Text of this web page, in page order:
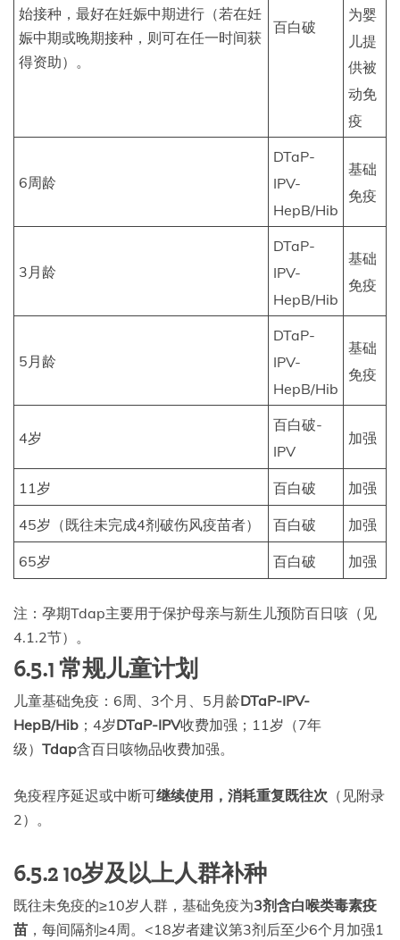
始接种，最好在妊娠中期进行（若在妊
娠中期或晚期接种，则可在任一时间获
得资助）。
百白破
为婴
儿提
供被
动免
疫
6周龄
DTaP-
IPV-
HepB/Hib
基础
免疫
3月龄
DTaP-
IPV-
HepB/Hib
基础
免疫
5月龄
DTaP-
IPV-
HepB/Hib
基础
免疫
4岁
百白破-
IPV
加强
11岁 百白破 加强
45岁（既往未完成4剂破伤风疫苗者） 百白破 加强
65岁 百白破 加强
注：孕期Tdap主要用于保护母亲与新生儿预防百日咳（见
4.1.2节）。
6.5.1 常规儿童计划
儿童基础免疫：6周、3个月、5月龄DTaP-IPV-
HepB/Hib ；4岁DTaP-IPV收费加强；11岁（7年
级） Tdap含百日咳物品收费加强。
免疫程序延迟或中断可继续使用，消耗重复既往次 （见附录
2）。
6.5.2 10岁及以上人群补种
既往未免疫的≥10岁人群，基础免疫为3剂含白喉类毒素疫
苗 ，每间隔剂≥4周。<18岁者建议第3剂后至少6个月加强1